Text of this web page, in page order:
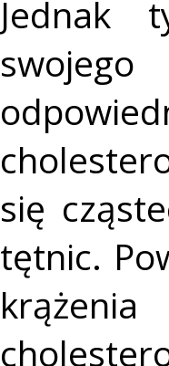
Jednak
się
tętnic.